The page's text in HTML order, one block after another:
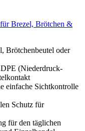
Brezel, Brötchen &
Brötchenbeutel oder
(Niederdruck-
einfache Sichtkontrolle
Schutz für
für den täglichen